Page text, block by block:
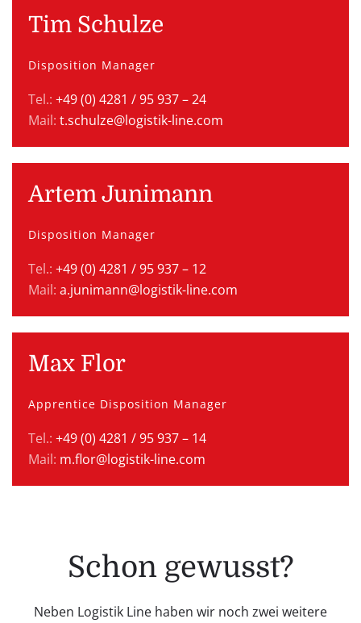
Tim Schulze
Disposition Manager
Tel.: +49 (0) 4281 / 95 937 – 24
Mail: t.schulze@logistik-line.com
Artem Junimann
Disposition Manager
Tel.: +49 (0) 4281 / 95 937 – 12
Mail: a.junimann@logistik-line.com
Max Flor
Apprentice Disposition Manager
Tel.: +49 (0) 4281 / 95 937 – 14
Mail: m.flor@logistik-line.com
Schon gewusst?
Neben Logistik Line haben wir noch zwei weitere